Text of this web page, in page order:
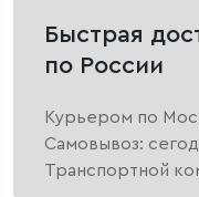
Быстрая
по России
Курьером по
Самовывоз:
Транспортной